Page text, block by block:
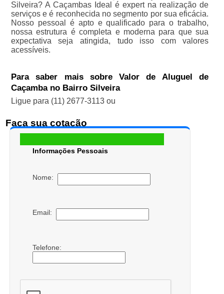
Silveira? A Caçambas Ideal é expert na realização de
serviços e é reconhecida no segmento por sua eficácia.
Nosso pessoal é apto e qualificado para o trabalho,
nossa estrutura é completa e moderna para que sua
expectativa seja atingida, tudo isso com valores
acessíveis.
Para saber mais sobre Valor de Aluguel de
Caçamba no Bairro Silveira
Ligue para (11) 2677-3113ou
Faça sua cotação
Informações Pessoais
Nome:
Email:
Telefone: